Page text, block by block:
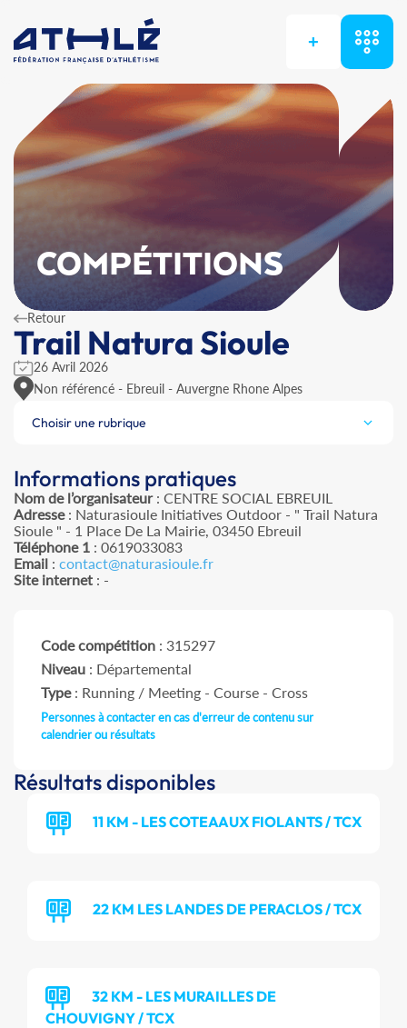
+
COMPÉTITIONS
Retour
Trail Natura Sioule
26 Avril 2026
Non référencé - Ebreuil - Auvergne Rhone Alpes
Choisir une rubrique
Informations pratiques
Nom de l’organisateur: CENTRE SOCIAL EBREUIL
Adresse: Naturasioule Initiatives Outdoor - " Trail Natura
Sioule " - 1 Place De La Mairie, 03450 Ebreuil
Téléphone 1 : 0619033083
Email : contact@naturasioule.fr
Site internet : -
Code compétition : 315297
Niveau : Départemental
Type: Running / Meeting - Course - Cross
Personnes à contacter en cas d'erreur de contenu sur
calendrier ou résultats
Résultats disponibles
11 KM - LES COTEAAUX FIOLANTS / TCX
22 KM LES LANDES DE PERACLOS / TCX
32 KM - LES MURAILLES DE
CHOUVIGNY / TCX